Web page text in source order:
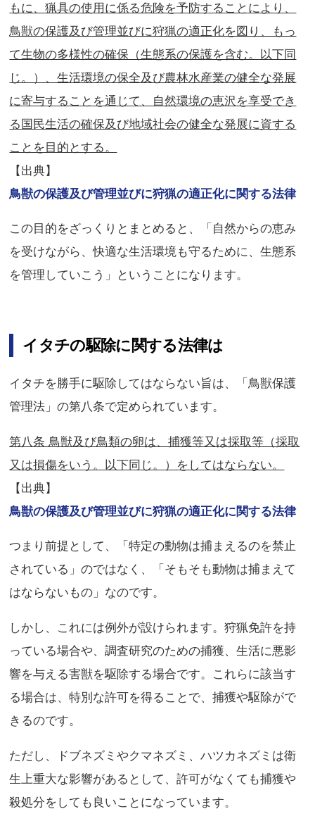
もに、猟具の使用に係る危険を予防することにより、
鳥獣の保護及び管理並びに狩猟の適正化を図り、もっ
て生物の多様性の確保（生態系の保護を含む。以下同
じ。）、生活環境の保全及び農林水産業の健全な発展
に寄与することを通じて、自然環境の恵沢を享受でき
る国民生活の確保及び地域社会の健全な発展に資する
ことを目的とする。
【出典】
鳥獣の保護及び管理並びに狩猟の適正化に関する法律
この目的をざっくりとまとめると、「自然からの恵み
を受けながら、快適な生活環境も守るために、生態系
を管理していこう」ということになります。
イタチの駆除に関する法律は
イタチを勝手に駆除してはならない旨は、「鳥獣保護
管理法」の第八条で定められています。
第八条 鳥獣及び鳥類の卵は、捕獲等又は採取等（採取
又は損傷をいう。以下同じ。）をしてはならない。
【出典】
鳥獣の保護及び管理並びに狩猟の適正化に関する法律
つまり前提として、「特定の動物は捕まえるのを禁止
されている」のではなく、「そもそも動物は捕まえて
はならないもの」なのです。
しかし、これには例外が設けられます。狩猟免許を持
っている場合や、調査研究のための捕獲、生活に悪影
響を与える害獣を駆除する場合です。これらに該当す
る場合は、特別な許可を得ることで、捕獲や駆除がで
きるのです。
ただし、ドブネズミやクマネズミ、ハツカネズミは衛
生上重大な影響があるとして、許可がなくても捕獲や
殺処分をしても良いことになっています。